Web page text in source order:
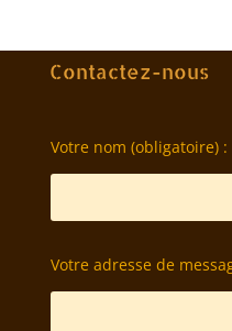
Contactez-nous
Votre nom (obligatoire) :
Votre adresse de